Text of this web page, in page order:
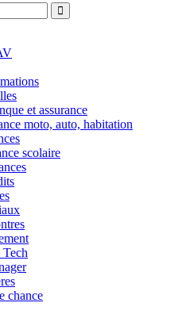
et assurance
moto, auto, habitation
scolaire
chance